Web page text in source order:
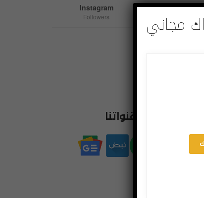
Youtube
Subscribers
Instagram
Followers
اشترك بقنواتنا
مجاني